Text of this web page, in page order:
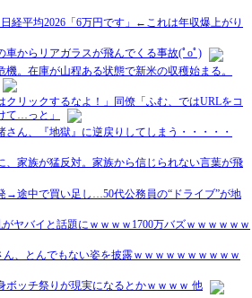
経平均2026「6万円です」←これは年収爆上がり
車からリアガラスが飛んでくる事故(ﾟoﾟ)
機。在庫が山程ある状態で新米の収穫始まる。
クリックするなよ！」同僚「ふむ、ではURLをコ
て…っと」
さん、『地獄』に逆戻りしてしまう・・・・・
、家族が猛反対。家族から信じられない言葉が飛
→途中で買い足し…50代公務員の“ドライブ”が地
がヤバイと話題にｗｗｗｗ1700万バズｗｗｗｗｗｗ
ん、とんでもない姿を披露ｗｗｗｗｗｗｗｗｗｗ
ボッチ祭りが現実になるとかｗｗｗｗ 他